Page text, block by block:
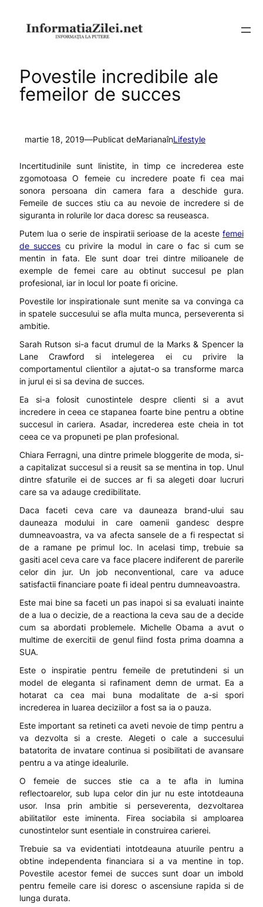
conținut
Povestile incredibile ale
femeilor de succes
martie 18, 2019—Publicat deMarianaînLifestyle
Incertitudinile sunt linistite, in timp ce increderea este
zgomotoasa O femeie cu incredere poate fi cea mai
sonora persoana din camera fara a deschide gura.
Femeile de succes stiu ca au nevoie de incredere si de
siguranta in rolurile lor daca doresc sa reuseasca.
Putem lua o serie de inspiratii serioase de la acestefemei
de succes cu privire la modul in care o fac si cum se
mentin in fata. Ele sunt doar trei dintre milioanele de
exemple de femei care au obtinut succesul pe plan
profesional, iar in locul lor poate fi oricine.
Povestile lor inspirationale sunt menite sa va convinga ca
in spatele succesului se afla multa munca, perseverenta si
ambitie.
Sarah Rutson si-a facut drumul de la Marks & Spencer la
Lane Crawford si intelegerea ei cu privire la
comportamentul clientilor a ajutat-o sa transforme marca
in jurul ei si sa devina de succes.
Ea si-a folosit cunostintele despre clienti si a avut
incredere in ceea ce stapanea foarte bine pentru a obtine
succesul in cariera. Asadar, increderea este cheia in tot
ceea ce va propuneti pe plan profesional.
Chiara Ferragni, una dintre primele bloggerite de moda, si-
a capitalizat succesul si a reusit sa se mentina in top. Unul
dintre sfaturile ei de succes ar fi sa alegeti doar lucruri
care sa va adauge credibilitate.
Daca faceti ceva care va dauneaza brand-ului sau
dauneaza modului in care oamenii gandesc despre
dumneavoastra, va va afecta sansele de a fi respectat si
de a ramane pe primul loc. In acelasi timp, trebuie sa
gasiti acel ceva care va face placere indiferent de parerile
celor din jur. Un job neconventional, care va aduce
satisfactii financiare poate fi ideal pentru dumneavoastra.
Este mai bine sa faceti un pas inapoi si sa evaluati inainte
de a lua o decizie, de a reactiona la ceva sau de a decide
cum sa abordati problemele. Michelle Obama a avut o
multime de exercitii de genul fiind fosta prima doamna a
SUA.
Este o inspiratie pentru femeile de pretutindeni si un
model de eleganta si rafinament demn de urmat. Ea a
hotarat ca cea mai buna modalitate de a-si spori
increderea in luarea deciziilor a fost sa ia o pauza.
Este important sa retineti ca aveti nevoie de timp pentru a
va dezvolta si a creste. Alegeti o cale a succesului
batatorita de invatare continua si posibilitati de avansare
pentru a va atinge idealurile.
O femeie de succes stie ca a te afla in lumina
reflectoarelor, sub lupa celor din jur nu este intotdeauna
usor. Insa prin ambitie si perseverenta, dezvoltarea
abilitatilor este iminenta. Firea sociabila si amploarea
cunostintelor sunt esentiale in construirea carierei.
Trebuie sa va evidentiati intotdeauna atuurile pentru a
obtine independenta financiara si a va mentine in top.
Povestile acestor femei de succes sunt doar un imbold
pentru femeile care isi doresc o ascensiune rapida si de
lunga durata.